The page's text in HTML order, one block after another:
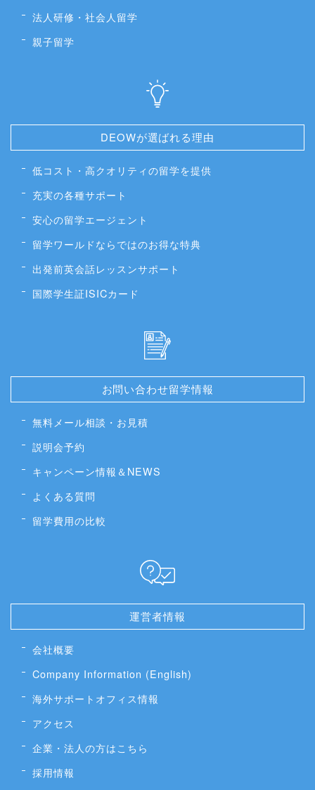
法人研修・社会人留学
親子留学
DEOWが選ばれる理由
低コスト・高クオリティの留学を提供
充実の各種サポート
安心の留学エージェント
留学ワールドならではのお得な特典
出発前英会話レッスンサポート
国際学生証ISICカード
お問い合わせ留学情報
無料メール相談・お見積
説明会予約
キャンペーン情報＆NEWS
よくある質問
留学費用の比較
運営者情報
会社概要
Company Information (English)
海外サポートオフィス情報
アクセス
企業・法人の方はこちら
採用情報